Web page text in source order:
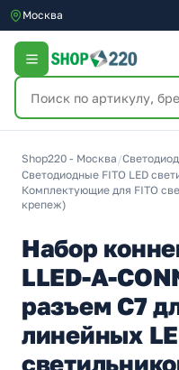
Москва
Shop220 - Москва /
Светодиодные FITO LED
Комплектующие для FITO
крепеж)
Набор
LLED-А-
разъем C7
линейных